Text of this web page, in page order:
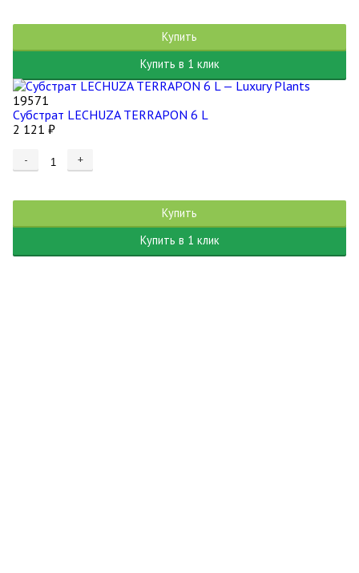
Купить
Купить в 1 клик
19571
Субстрат LECHUZA TERRAPON 6 L
2 121 ₽
- +
Купить
Купить в 1 клик